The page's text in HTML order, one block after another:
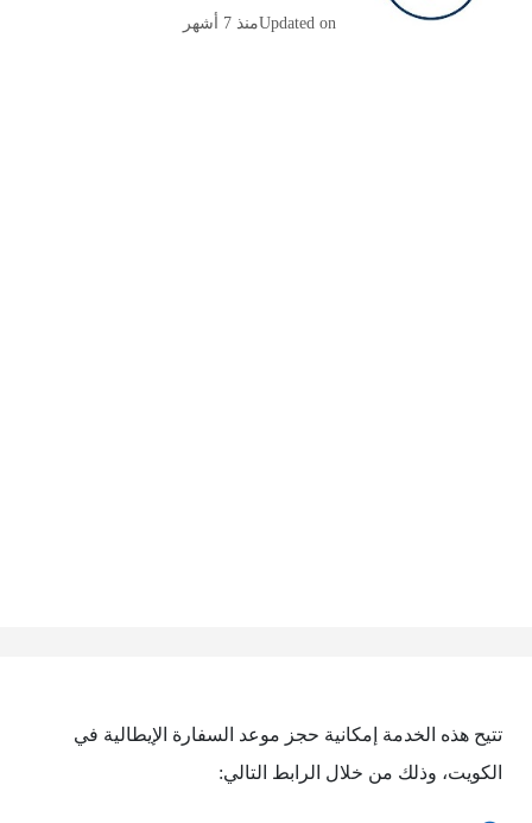
Updated onمنذ 7 أشهر
تتيح هذه الخدمة إمكانية حجز موعد السفارة الإيطالية في
الكويت، وذلك من خلال الرابط التالي: